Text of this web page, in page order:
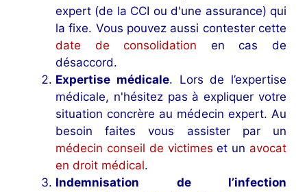
expert (de la CCI ou d'une assurance) qui
la fixe. Vous pouvez aussi contester cette
date de consolidation en cas de
désaccord.
Expertise médicale. Lors de l’expertise
médicale, n'hésitez pas à expliquer votre
situation concrère au médecin expert. Au
besoin faites vous assister par un
médecin conseil de victimes et un avocat
en droit médical.
Indemnisation de l’infection